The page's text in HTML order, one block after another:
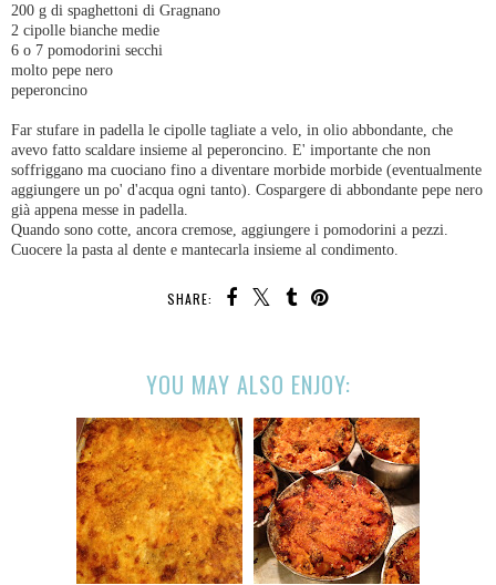
200 g di spaghettoni di Gragnano
2 cipolle bianche medie
6 o 7 pomodorini secchi
molto pepe nero
peperoncino
Far stufare in padella le cipolle tagliate a velo, in olio abbondante, che
avevo fatto scaldare insieme al peperoncino. E' importante che non
soffriggano ma cuociano fino a diventare morbide morbide (eventualmente
aggiungere un po' d'acqua ogni tanto). Cospargere di abbondante pepe nero
già appena messe in padella.
Quando sono cotte, ancora cremose, aggiungere i pomodorini a pezzi.
Cuocere la pasta al dente e mantecarla insieme al condimento.
SHARE:
YOU MAY ALSO ENJOY: